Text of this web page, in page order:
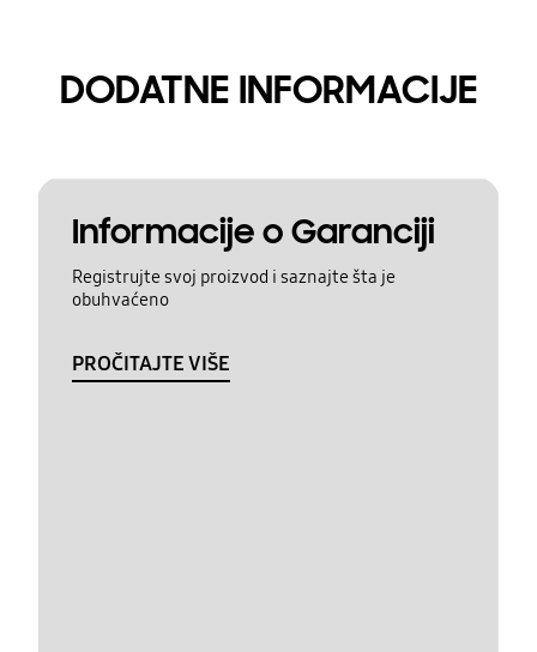
DODATNE INFORMACIJE
Informacije o Garanciji
Registrujte svoj proizvod i saznajte šta je
obuhvaćeno
PROČITAJTE VIŠE